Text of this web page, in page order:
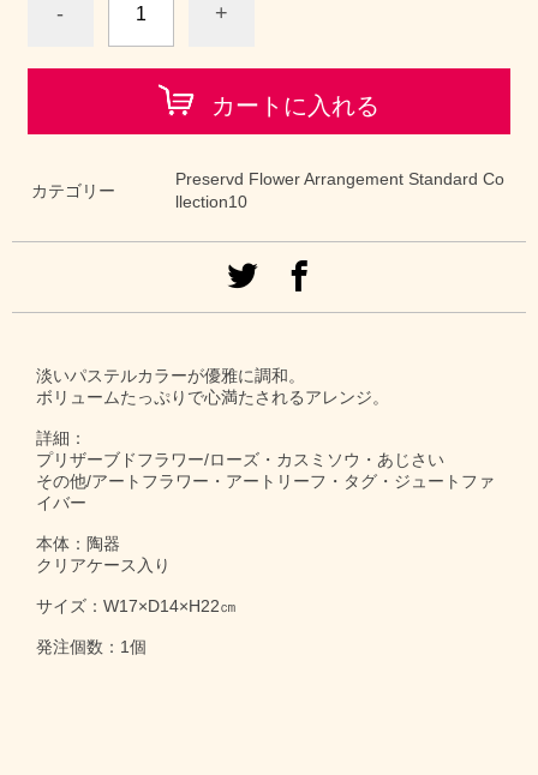
- +
カートに入れる
カテゴリー
Preservd Flower Arrangement Standard Co
llection10
淡いパステルカラーが優雅に調和。
ボリュームたっぷりで心満たされるアレンジ。
詳細：
プリザーブドフラワー/ローズ・カスミソウ・あじさい
その他/アートフラワー・アートリーフ・タグ・ジュートファ
イバー
本体：陶器
クリアケース入り
サイズ：W17×D14×H22㎝
発注個数：1個